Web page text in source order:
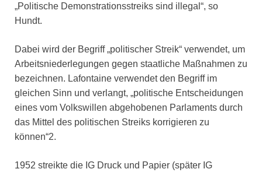
„Politische Demonstrationsstreiks sind illegal“, so
Hundt.
Dabei wird der Begriff „politischer Streik“ verwendet, um
Arbeitsniederlegungen gegen staatliche Maßnahmen zu
bezeichnen. Lafontaine verwendet den Begriff im
gleichen Sinn und verlangt, „politische Entscheidungen
eines vom Volkswillen abgehobenen Parlaments durch
das Mittel des politischen Streiks korrigieren zu
können“2.
1952 streikte die IG Druck und Papier (später IG